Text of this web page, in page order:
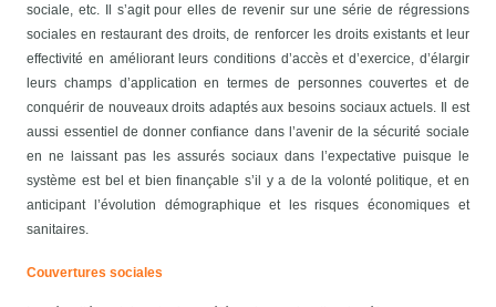
sociale, etc. Il s’agit pour elles de revenir sur une série de régressions
sociales en restaurant des droits, de renforcer les droits existants et leur
effectivité en améliorant leurs conditions d’accès et d’exercice, d’élargir
leurs champs d’application en termes de personnes couvertes et de
conquérir de nouveaux droits adaptés aux besoins sociaux actuels. Il est
aussi essentiel de donner confiance dans l’avenir de la sécurité sociale
en ne laissant pas les assurés sociaux dans l’expectative puisque le
système est bel et bien finançable s’il y a de la volonté politique, et en
anticipant l’évolution démographique et les risques économiques et
sanitaires.
Couvertures sociales